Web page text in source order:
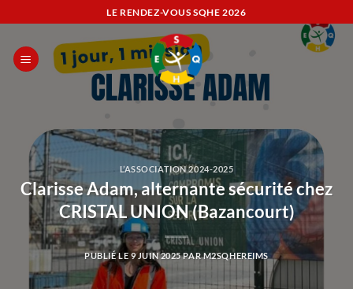
au
contenu
LE RENDEZ-VOUS SQHE 2026
L’ASSOCIATION 2024-2025
Clarisse Adam, alternante sécurité chez
CRISTAL UNION (Bazancourt)
PUBLIÉ LE 9 JUIN 2025PARM2SQHEREIMS